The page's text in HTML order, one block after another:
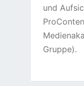
und
Gruppe).